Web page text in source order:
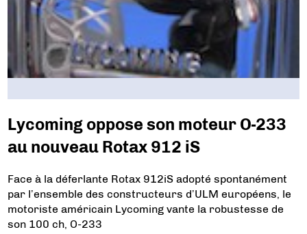
Lycoming oppose son moteur O-233
au nouveau Rotax 912 iS
Face à la déferlante Rotax 912iS adopté spontanément
par l’ensemble des constructeurs d’ULM européens, le
motoriste américain Lycoming vante la robustesse de
son 100 ch, O-233